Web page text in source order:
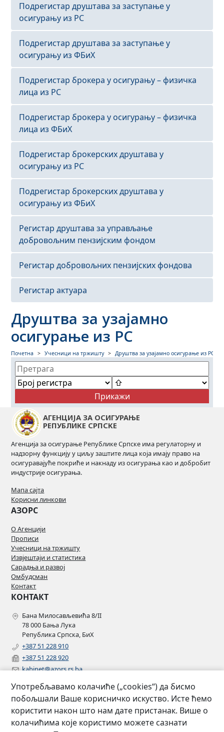
Подрегистар друштава за заступање у
осигурању из РС
Подрегистар друштава за заступање у
осигурању из ФБиХ
Подрегистар брокера у осигурању – физичка
лица из РС
Подрегистар брокера у осигурању – физичка
лица из ФБиХ
Подрегистар брокерских друштава у
осигурању из РС
Подрегистар брокерских друштава у
осигурању из ФБиХ
Регистар друштава за управљање
добровољним пензијским фондом
Регистар добровољних пензијских фондова
Регистар актуара
Друштва за узајамно
осигурање из РС
Почетна Учесници на тржишту Друштва за узајамно осигурање из РС
АГЕНЦИЈА ЗА ОСИГУРАЊЕ
РЕПУБЛИКЕ СРПСКЕ
Агенција за осигурање Републике Српске има регулаторну и
надзорну функцију у циљу заштите лица која имају право на
осигуравајуће покриће и накнаду из осигурања као и добробит
индустрије осигурања.
Мапа сајта
Корисни линкови
АЗОРС
О Агенцији
Прописи
Учесници на тржишту
Извјештаји и статистика
Сарадња и развој
Омбудсман
Контакт
КОНТАКТ
Бана Милосављевића 8/II
78 000 Бања Лука
Република Српска, БиХ
+387 51 228 910
+387 51 228 920
kabinet@azors.rs.ba
szzp@azors.rs.ba
ПРАТИТЕ НАС
Facebook
Употребљавамо колачиће („cookies“) да бисмо
побољшали Ваше корисничко искуство. Исте ћемо
користити након што нам дате пристанак. Више о
колачићима које користимо можете сазнати